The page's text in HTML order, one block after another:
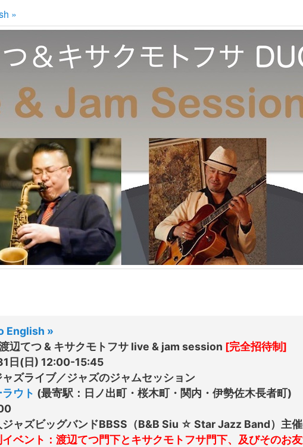
»
English »
辺てつ & キサクモトフサ live & jam session [完全招待制]
日(日) 12:00-15:45
ズライブ／ジャズのジャムセッション
ウト (最寄駅：日ノ出町・桜木町・関内・伊勢佐木長者町)
ャズビッグバンドBBSS（B&B Siu ☆ Star Jazz Band）主催
ベント：渡辺てつ門下とキサクモトフサ門下、及びそのお